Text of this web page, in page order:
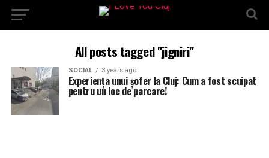
All posts tagged "jigniri"
SOCIAL 3 years ago
Experiența unui șofer la Cluj: Cum a fost scuipat
pentru un loc de parcare!